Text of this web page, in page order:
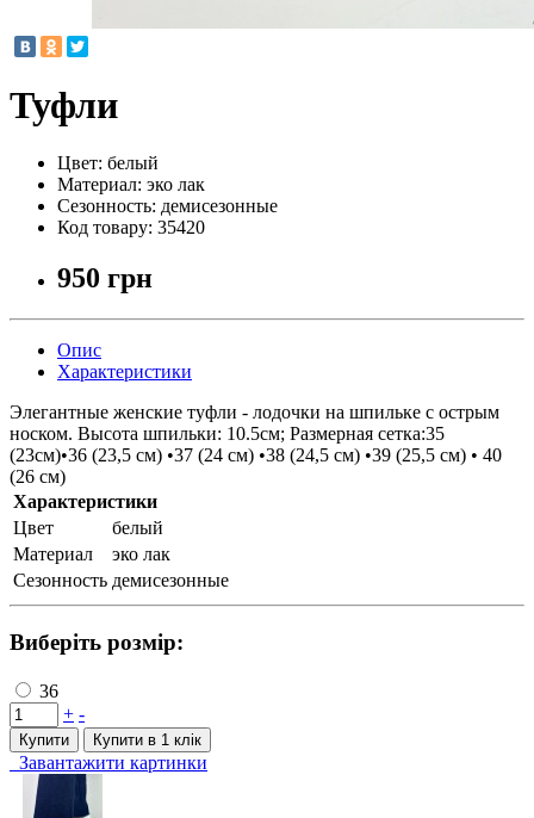
Туфли
Цвет: белый
Материал: эко лак
Сезонность: демисезонные
Код товару: 35420
950 грн
Опис
Характеристики
Элегантные женские туфли - лодочки на шпильке с острым
носком. Высота шпильки: 10.5см; Размерная сетка:35
(23см)•36 (23,5 см) •37 (24 см) •38 (24,5 см) •39 (25,5 см) • 40
(26 см)
Характеристики
Цвет
белый
Материал
эко лак
Сезонность демисезонные
Виберіть розмір:
36
+ -
Купити Купити в 1 клiк
Завантажити картинки